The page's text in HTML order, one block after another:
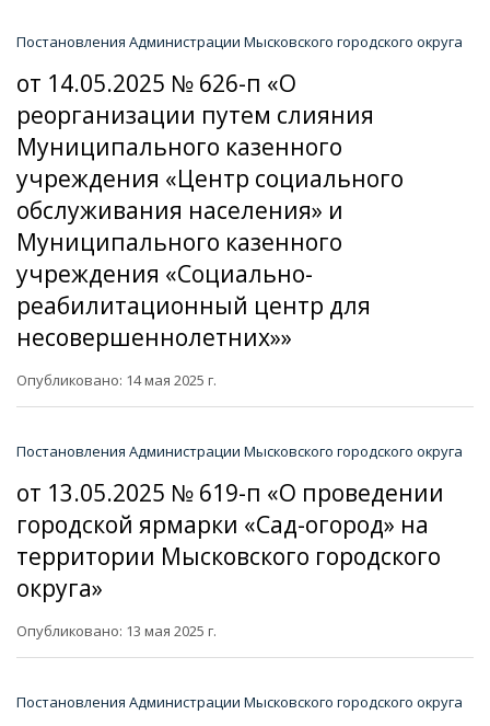
Постановления Администрации Мысковского городского округа
от 14.05.2025 № 626-п «О
реорганизации путем слияния
Муниципального казенного
учреждения «Центр социального
обслуживания населения» и
Муниципального казенного
учреждения «Социально-
реабилитационный центр для
несовершеннолетних»»
Опубликовано: 14 мая 2025 г.
Постановления Администрации Мысковского городского округа
от 13.05.2025 № 619-п «О проведении
городской ярмарки «Сад-огород» на
территории Мысковского городского
округа»
Опубликовано: 13 мая 2025 г.
Постановления Администрации Мысковского городского округа